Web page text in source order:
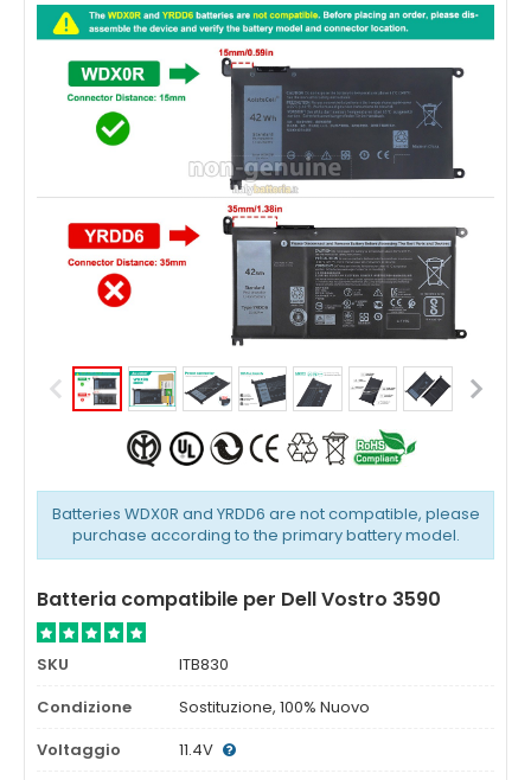
Batteries WDX0R and YRDD6 are not compatible, please
purchase according to the primary battery model.
Batteria compatibile per Dell Vostro 3590
SKU
ITB830
Condizione
Sostituzione, 100% Nuovo
Voltaggio
11.4V